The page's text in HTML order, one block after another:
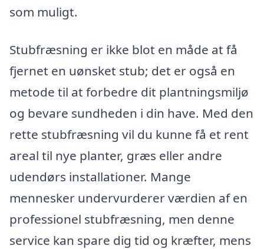
som muligt.
Stubfræsning er ikke blot en måde at få
fjernet en uønsket stub; det er også en
metode til at forbedre dit plantningsmiljø
og bevare sundheden i din have. Med den
rette stubfræsning vil du kunne få et rent
areal til nye planter, græs eller andre
udendørs installationer. Mange
mennesker undervurderer værdien af en
professionel stubfræsning, men denne
service kan spare dig tid og kræfter, mens